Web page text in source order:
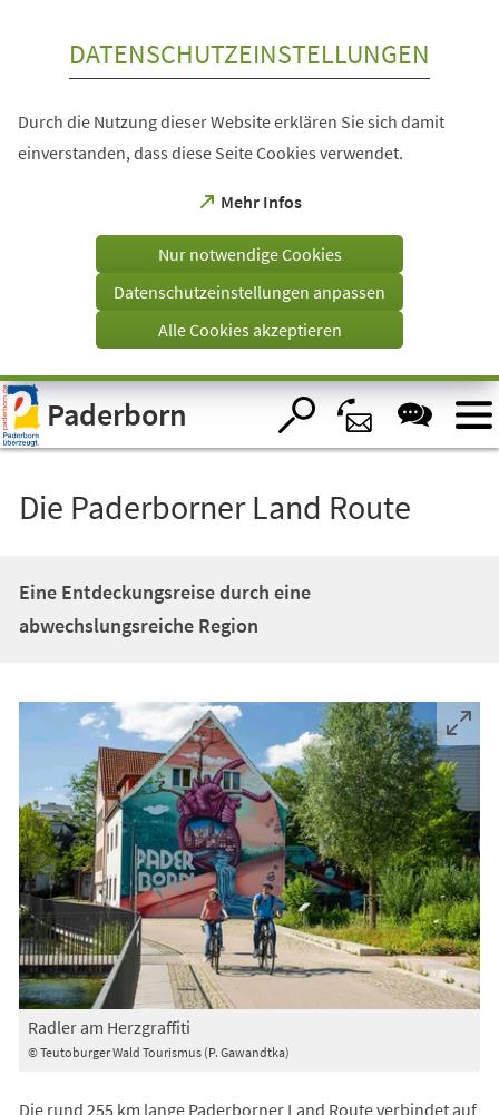
Visuelle
Assistenzsoftware
öffnen.
DATENSCHUTZEINSTELLUNGEN
Durch die Nutzung dieser Website erklären Sie sich damit
einverstanden, dass diese Seite Cookies verwendet.
Mehr Infos
(Öffnet
einem
Tab)
Nur notwendige Cookies
Datenschutzeinstellungen anpassen
Alle Cookies akzeptieren
Paderborn
Die Paderborner Land Route
Eine Entdeckungsreise durch eine
abwechslungsreiche Region
© Teutoburger Wald Tourismus (P. Gawandtka)
Radler am Herzgraffiti
Die rund 255 km lange Paderborner Land Route verbindet auf